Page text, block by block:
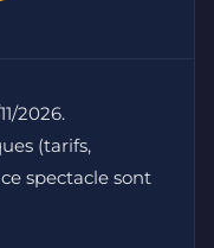
2026.
(tarifs,
spectacle sont